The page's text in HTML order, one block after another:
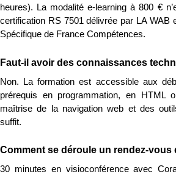
heures). La modalité e-learning à 800 €
certification RS 7501 délivrée par LA WAB
Spécifique de France Compétences.
Faut-il avoir des connaissances
Non. La formation est accessible aux
prérequis en programmation, en HTML
maîtrise de la navigation web et des
suffit.
Comment se déroule un rendez-vous
30 minutes en visioconférence avec